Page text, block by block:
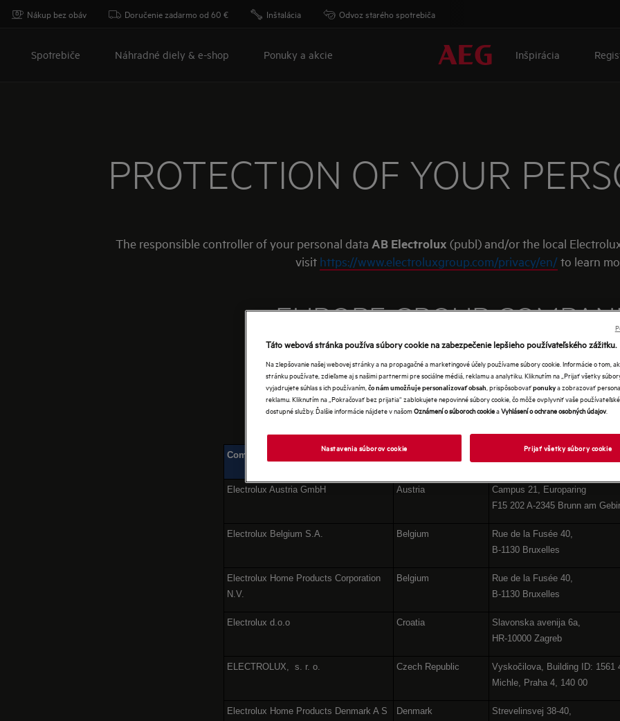
Nákup bez obáv Doručenie zadarmo od 60 € Inštalácia Odvoz starého spotrebiča
Spotrebiče Náhradné diely & e-shop Ponuky a akcie Inšpirácia
PROTECTION OF YOUR
The responsible controller of your personal data AB Electrolux (publ) and/or the local
visit https://www.electroluxgroup.com/privacy/en/to learn
EUROPE GROUP
Company name
Electrolux Austria GmbH Austria
Campus 21, Europaring
F15 202 A-2345 Brunn am
Electrolux Belgium S.A. Belgium
Rue de la Fusée 40,
B-1130 Bruxelles
Electrolux Home Products Corporation
N.V.
Belgium
Rue de la Fusée 40,
B-1130 Bruxelles
Electrolux d.o.o Croatia
Slavonska avenija 6a,
HR-10000 Zagreb
ELECTROLUX, s. r. o. Czech Republic
Vyskočilova, Building ID: 1561
Michle, Praha 4, 140 00
Electrolux Home Products Denmark A S Denmark
Strevelinsvej 38-40,
Táto webová stránka používa súbory cookie na zabezpečenie lepšieho používateľského zážitku.
Na zlepšovanie našej webovej stránky a na propagačné a marketingové účely používame súbory cookie. Informácie o tom,
stránku používate, zdieľame aj s našimi partnermi pre sociálne médiá, reklamu a analytiku. Kliknutím na „Prijať všetky
vyjadrujete súhlas s ich používaním, čo nám umožňuje personalizovať obsah , prispôsobovaťponukya zobrazovať
reklamu. Kliknutím na „Pokračovať bez prijatia“ zablokujete nepovinné súbory cookie, čo môže ovplyvniť vaše
dostupné služby. Ďalšie informácie nájdete v našomOznámení o súboroch cookieaVyhlásení o ochrane osobných údajov.
Nastavenia súborov cookie Prijať všetky súbory cookie